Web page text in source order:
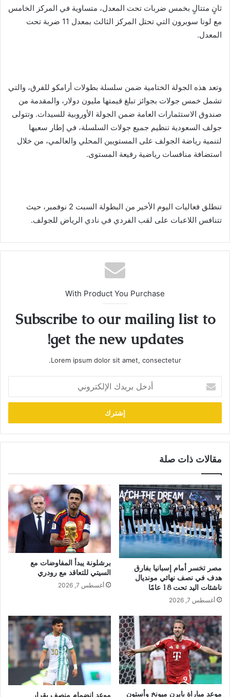
ثانٍ متتالٍ بخمس ضربات تحت المعدل، متساوية في المركز الخامس
مع لونا سوبرون التي تحتل المركز الثالث بمعدل 11 ضربة تحت
المعدل.
وتعد هذه الجولة الختامية ضمن سلسلة بطولات أرامكو للفرق، والتي
تشمل خمس جولات بجوائز تبلغ قيمتها مليون دولار، والمقدمة من
صندوق الاستثمارات العامة ضمن الجولة الأوروبية للسيدات. وتتولى
جولف السعودية تنظيم جميع جولات السلسلة، في إطار سعيها
لتنمية رياضة الجولف على المستويين المحلي والعالمي، من خلال
استضافة منافسات رياضية رفيعة المستوى.
تنطلق فعاليات اليوم الأخير من البطولة السبت 2 نوفمبر، حيث
تتنافس اللاعبات على لقب الفردي في نادي الرياض للجولف.
With Product You Purchase
Subscribe to our mailing list to
get the new updates!
Lorem ipsum dolor sit amet, consectetur.
بريدك
الإلكتروني
مقالات ذات صلة
مصر تخسر أمام إسبانيا بفارق
هدف في نصف نهائي مونديال
ناشئات اليد تحت 18 عامًا
أغسطس 7, 2026
برشلونة يبدأ المفاوضات مع
السيتي للتعاقد مع رودري
أغسطس 7, 2026
موعد مباراة بايرن ميونخ وأستون